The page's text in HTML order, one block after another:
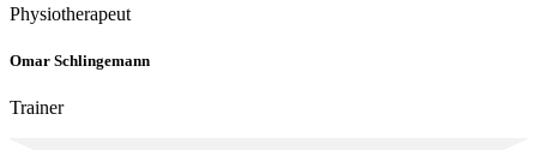
Physiotherapeut
Omar Schlingemann
Trainer